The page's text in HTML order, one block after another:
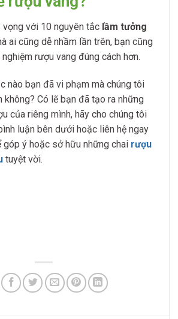
vọng với 10 nguyên tắc lầm tưởng
ai cũng dễ nhầm lần trên, bạn cũng
rượu vang đúng cách hơn.
nào bạn đã vi phạm mà chúng tôi
không? Có lẽ bạn đã tạo ra những
của riêng mình, hãy cho chúng tôi
luận bên dưới hoặc liên hệ ngay
góp ý hoặc sở hữu những chai rượu
tuyệt vời.